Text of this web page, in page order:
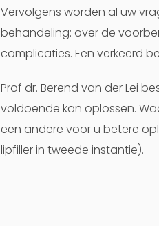
Vervolgens worden al uw
behandeling: over de
complicaties. Een verkeerd
Prof dr. Berend van der Lei
voldoende kan oplossen.
een andere voor u betere
lipfiller in tweede instantie).